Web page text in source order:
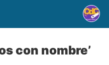
con nombre’